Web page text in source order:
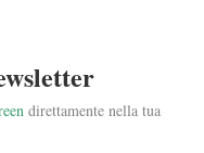
direttamente nella tua